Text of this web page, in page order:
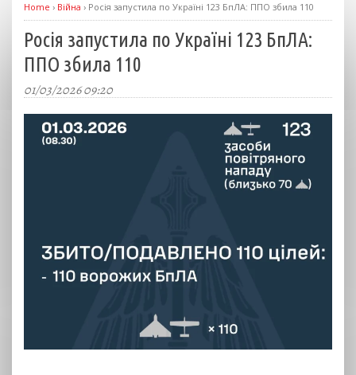
Home › Війна › Росія запустила по Україні 123 БпЛА: ППО збила 110
Росія запустила по Україні 123 БпЛА:
ППО збила 110
01/03/2026 09:20